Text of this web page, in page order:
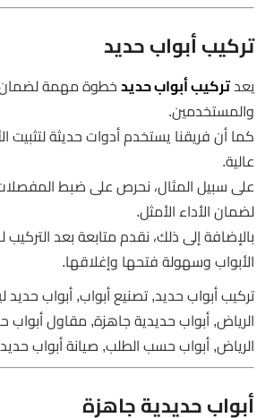
تركيب أبواب حديد
يعدتركيب أبواب حديدخطوة مهمة لضمان
والمستخدمين.
كما أن فريقنا يستخدم أدوات حديثة لتثبيت
عالية.
على سبيل المثال، نحرص على ضبط
لضمان الأداء الأمثل.
بالإضافة إلى ذلك، نقدم متابعة بعد
الأبواب وسهولة فتحها وإغلاقها.
تركيب أبواب حديد, تصنيع أبواب, أبواب حديد
الرياض, أبواب حديدية جاهزة, مقاول أبواب
الرياض, أبواب حسب الطلب, صيانة أبواب
أبواب حديدية جاهزة